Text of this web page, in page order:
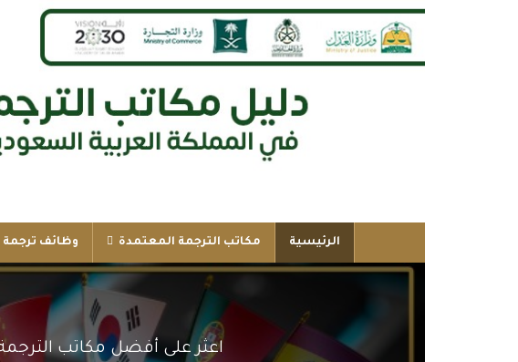
الرئيسية مكاتب الترجمة المعتمدة وظائف ترجمة
اعثر على أفضل مكاتب